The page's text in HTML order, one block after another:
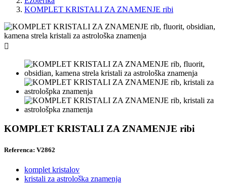
KOMPLET KRISTALI ZA ZNAMENJE ribi

KOMPLET KRISTALI ZA ZNAMENJE ribi
Referenca: V2862
komplet kristalov
kristali za astrološka znamenja